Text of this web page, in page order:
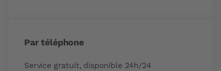
Par téléphone
Service gratuit, disponible 24h/24